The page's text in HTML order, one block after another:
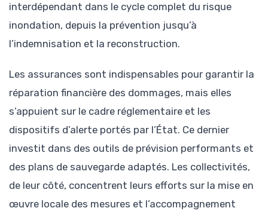
interdépendant dans le cycle complet du risque
inondation, depuis la prévention jusqu’à
l’indemnisation et la reconstruction.
Les assurances sont indispensables pour garantir la
réparation financière des dommages, mais elles
s’appuient sur le cadre réglementaire et les
dispositifs d’alerte portés par l’État. Ce dernier
investit dans des outils de prévision performants et
des plans de sauvegarde adaptés. Les collectivités,
de leur côté, concentrent leurs efforts sur la mise en
œuvre locale des mesures et l’accompagnement